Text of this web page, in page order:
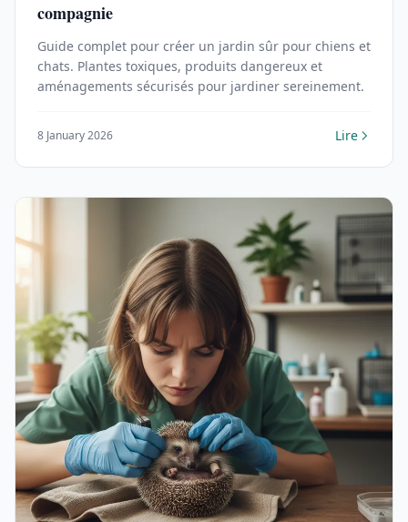
compagnie
Guide complet pour créer un jardin sûr pour chiens et
chats. Plantes toxiques, produits dangereux et
aménagements sécurisés pour jardiner sereinement.
8 January 2026 Lire